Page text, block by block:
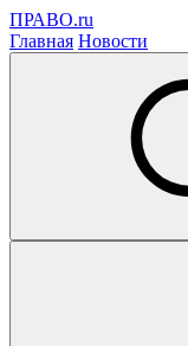
ПРАВО.ru
Главная Новости